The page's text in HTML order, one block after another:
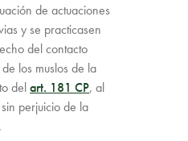
de actuaciones
y se practicasen
del contacto
los muslos de la
delart. 181 CP, al
perjuicio de la